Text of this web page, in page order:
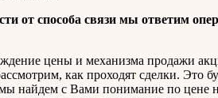
от способа связи мы ответим
цены и механизма продажи
как проходят сделки. Это
мы найдем с Вами понимание по цене